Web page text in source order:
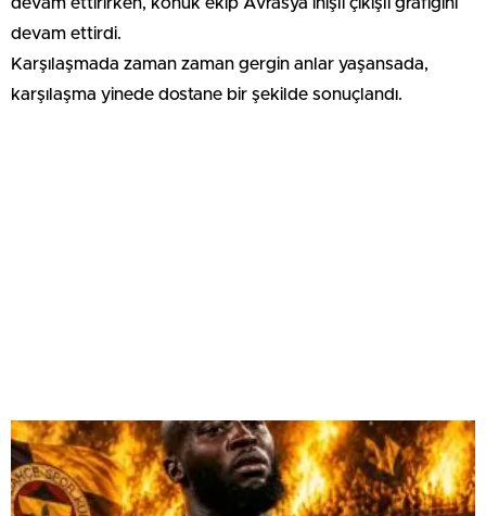
devam ettirirken, konuk ekip Avrasya inişli çıkışlı grafiğini
devam ettirdi.
Karşılaşmada zaman zaman gergin anlar yaşansada,
karşılaşma yinede dostane bir şekilde sonuçlandı.